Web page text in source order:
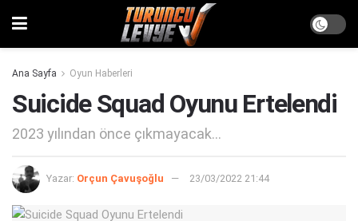
Ana Sayfa Oyun Haberleri
Suicide Squad Oyunu Ertelendi
2023 yılından önce çıkmayacak...
Yazar: Orçun Çavuşoğlu 23/03/2022 21:44